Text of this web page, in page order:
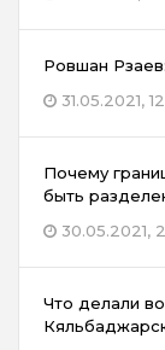
Ровшан
31.05.2021,
Почему
быть
30.05.2021,
Что делали